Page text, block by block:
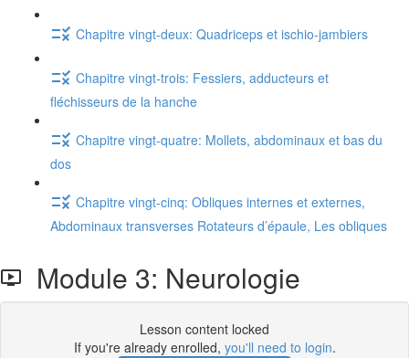
Chapitre vingt-deux: Quadriceps et ischio-jambiers
Chapitre vingt-trois: Fessiers, adducteurs et
fléchisseurs de la hanche
Chapitre vingt-quatre: Mollets, abdominaux et bas du
dos
Chapitre vingt-cinq: Obliques internes et externes,
Abdominaux transverses Rotateurs d’épaule, Les obliques
Module 3: Neurologie
Lesson content locked
If you're already enrolled, you'll need to login.